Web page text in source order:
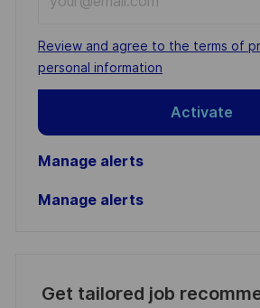
Email
address
(Required)
Required
Review and agree to the terms of
personal information
Activate
Manage alerts
Manage alerts
Get tailored job